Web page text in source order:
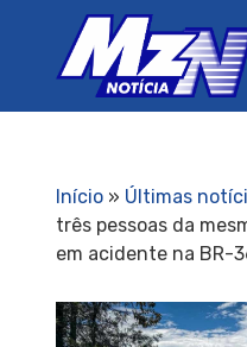
Início» Últimas
três pessoas da
em acidente na BR-